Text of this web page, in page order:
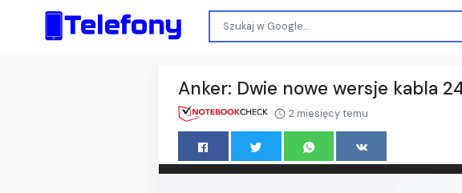
Anker: Dwie nowe wersje kabla
2 miesięcy temu